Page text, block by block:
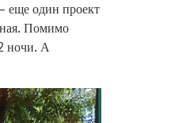
еще один проект
Помимо
ночи. А